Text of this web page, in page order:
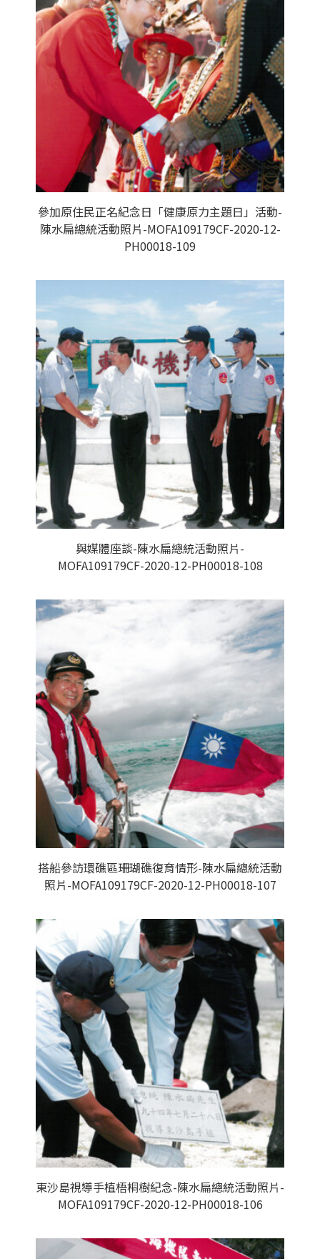
參加原住民正名紀念日「健康原力主題日」活動-
陳水扁總統活動照片-MOFA109179CF-2020-12-
PH00018-109
與媒體座談-陳水扁總統活動照片-
MOFA109179CF-2020-12-PH00018-108
搭船參訪環礁區珊瑚礁復育情形-陳水扁總統活動
照片-MOFA109179CF-2020-12-PH00018-107
東沙島視導手植梧桐樹紀念-陳水扁總統活動照片-
MOFA109179CF-2020-12-PH00018-106